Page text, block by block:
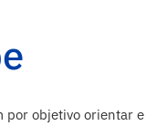
por objetivo orientar e